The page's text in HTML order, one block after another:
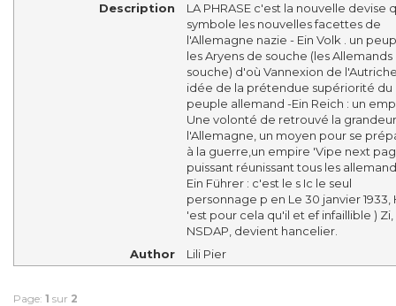
Description
LA PHRASE c'est la nouvelle devise
symbole les nouvelles facettes de
l'Allemagne nazie - Ein Volk . un
les Aryens de souche (les
souche) d'où Vannexion de
idée de la prétendue supériorité du
peuple allemand -Ein Reich : un
Une volonté de retrouvé la
l'Allemagne, un moyen pour se
à la guerre,un empire 'Vipe next
puissant réunissant tous les
Ein Führer : c'est le s Ic le seul
personnage p en Le 30 janvier 1933,
'est pour cela qu'il et ef infaillible ) Zi,
NSDAP, devient hancelier.
Author
Lili Pier
Page: 1 sur 2